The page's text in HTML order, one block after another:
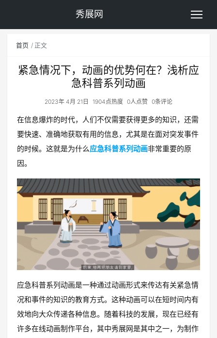
秀展网
首页 正文
紧急情况下，动画的优势何在？浅析应
急科普系列动画
2023年 4月 21日 1904点热度 0人点赞 0条评论
在信息爆炸的时代，人们不仅需要获得更多的知识，还需
要快速、准确地获取有用的信息，尤其是在面对突发事件
的时候。这就是为什么应急科普系列动画非常重要的原
因。
应急科普系列动画是一种通过动画形式来传达有关紧急情
况和事件的知识的教育方式。这种动画可以在短时间内有
效地向大众传递各种信息。随着科技的发展，现在已经有
许多在线动画制作平台，其中秀展网是其中之一，为制作